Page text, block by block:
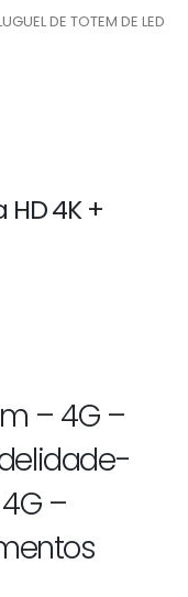
DE TOTEM DE LED
HD 4K +
– 4G –
–